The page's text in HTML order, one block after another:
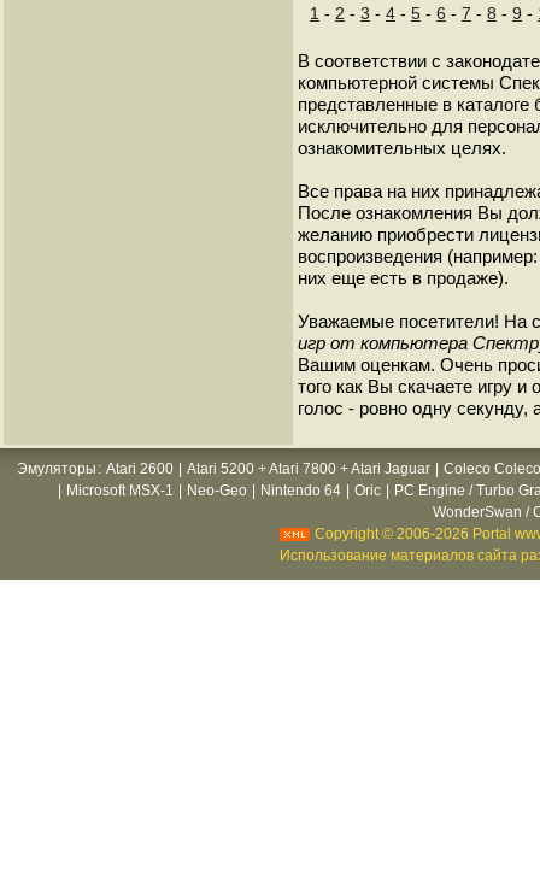
1 - 2 - 3 - 4 - 5 - 6 - 7 - 8 - 9 -
В соответствии с
компьютерной системы
представленные в
исключительно для
ознакомительных целях.
Все права на них
После ознакомления Вы
желанию приобрести
воспроизведения
них еще есть в продаже).
Уважаемые посетители! На
игр от компьютера
Вашим оценкам. Очень
того как Вы скачаете игру
голос - ровно одну
Эмуляторы : Atari 2600 Atari 5200 + Atari 7800 + Atari Jaguar
Coleco
Microsoft MSX-1 Neo-Geo Nintendo 64 Oric
PC Engine / Turbo
WonderSwan /
Copyright © 2006-2026 Portal
Использование материалов сайта